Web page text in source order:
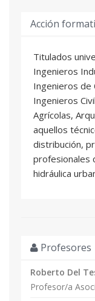
Acción
Titulados
Ingenieros
Ingenieros de
Ingenieros
Agrícolas,
aquellos
distribución,
profesionales
hidráulica
Profesores
Roberto Del
Profesor/a